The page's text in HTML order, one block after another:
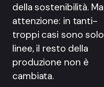
della sostenibilità. Ma
attenzione: in tanti-
troppi casi sono solo
linee, il resto della
produzione non è
cambiata.